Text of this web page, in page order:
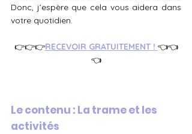
Donc, j’espère que cela vous aidera dans
votre quotidien.
👉👉👉RECEVOIR GRATUITEMENT ! 👈👈
👈
Le contenu : La trame et les
activités